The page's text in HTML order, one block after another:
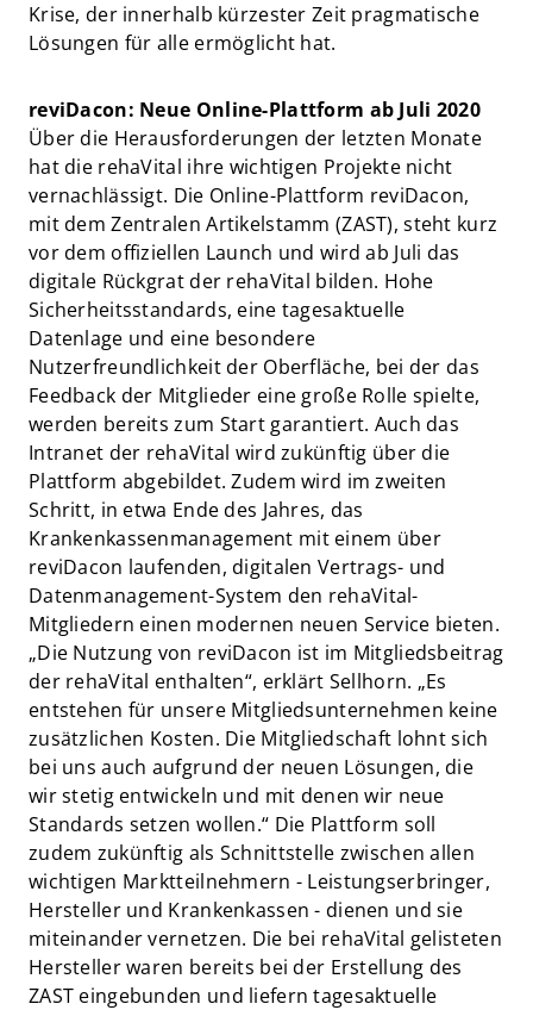
Krise, der innerhalb kürzester Zeit pragmatische
Lösungen für alle ermöglicht hat.
reviDacon: Neue Online-Plattform ab Juli 2020
Über die Herausforderungen der letzten Monate
hat die rehaVital ihre wichtigen Projekte nicht
vernachlässigt. Die Online-Plattform reviDacon,
mit dem Zentralen Artikelstamm (ZAST), steht kurz
vor dem offiziellen Launch und wird ab Juli das
digitale Rückgrat der rehaVital bilden. Hohe
Sicherheitsstandards, eine tagesaktuelle
Datenlage und eine besondere
Nutzerfreundlichkeit der Oberfläche, bei der das
Feedback der Mitglieder eine große Rolle spielte,
werden bereits zum Start garantiert. Auch das
Intranet der rehaVital wird zukünftig über die
Plattform abgebildet. Zudem wird im zweiten
Schritt, in etwa Ende des Jahres, das
Krankenkassenmanagement mit einem über
reviDacon laufenden, digitalen Vertrags- und
Datenmanagement-System den rehaVital-
Mitgliedern einen modernen neuen Service bieten.
„Die Nutzung von reviDacon ist im Mitgliedsbeitrag
der rehaVital enthalten“, erklärt Sellhorn. „Es
entstehen für unsere Mitgliedsunternehmen keine
zusätzlichen Kosten. Die Mitgliedschaft lohnt sich
bei uns auch aufgrund der neuen Lösungen, die
wir stetig entwickeln und mit denen wir neue
Standards setzen wollen.“ Die Plattform soll
zudem zukünftig als Schnittstelle zwischen allen
wichtigen Marktteilnehmern - Leistungserbringer,
Hersteller und Krankenkassen - dienen und sie
miteinander vernetzen. Die bei rehaVital gelisteten
Hersteller waren bereits bei der Erstellung des
ZAST eingebunden und liefern tagesaktuelle